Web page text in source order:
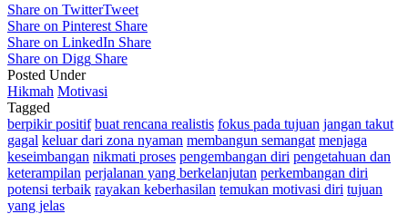
Share on TwitterTweet
Share on Pinterest Share
Share on LinkedIn Share
Share on Digg Share
Posted Under
Hikmah Motivasi
Tagged
berpikir positif buat rencana realistis fokus pada tujuan jangan takut
gagal keluar dari zona nyaman membangun semangat menjaga
keseimbangan nikmati proses pengembangan diri pengetahuan dan
keterampilan perjalanan yang berkelanjutan perkembangan diri
potensi terbaik rayakan keberhasilan temukan motivasi diri tujuan
yang jelas